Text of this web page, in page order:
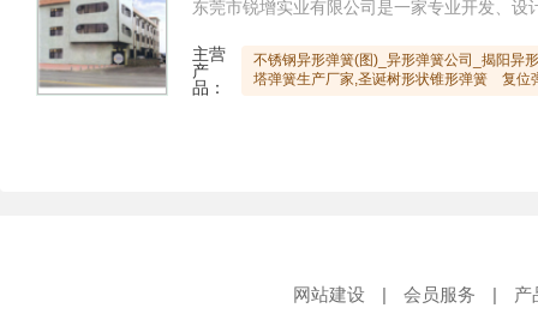
主营
产
品：
不锈钢异形弹簧(图)_异形弹簧公司_揭阳异
塔弹簧生产厂家,圣诞树形状锥形弹簧
复位
网站建设 | 会员服务 | 产